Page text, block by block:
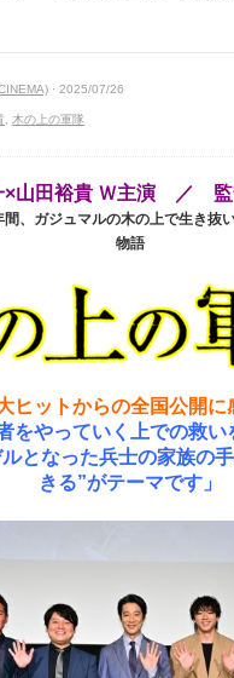
· 2025/07/26
木の上の軍隊
×山田裕貴 Ｗ主演 ／ 監
、ガジュマルの木の上で生き抜
物語
ヒットからの全国公開に
をやっていく上での救い
となった兵士の家族の
きる”がテーマです」